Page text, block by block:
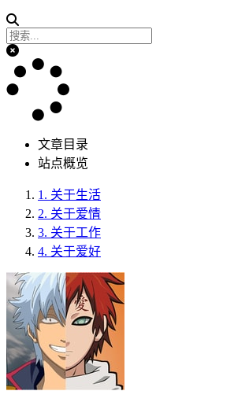
文章目录
站点概览
1. 关于生活
2. 关于爱情
3. 关于工作
4. 关于爱好